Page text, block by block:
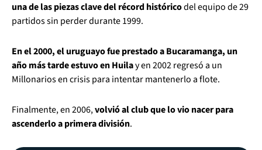
una de las piezas clave del récord históricodel equipo de 29
partidos sin perder durante 1999.
En el 2000, el uruguayo fue prestado a Bucaramanga, un
año más tarde estuvo en Huilay en 2002 regresó a un
Millonarios en crisis para intentar mantenerlo a flote.
Finalmente, en 2006,volvió al club que lo vio nacer para
ascenderlo a primera división.